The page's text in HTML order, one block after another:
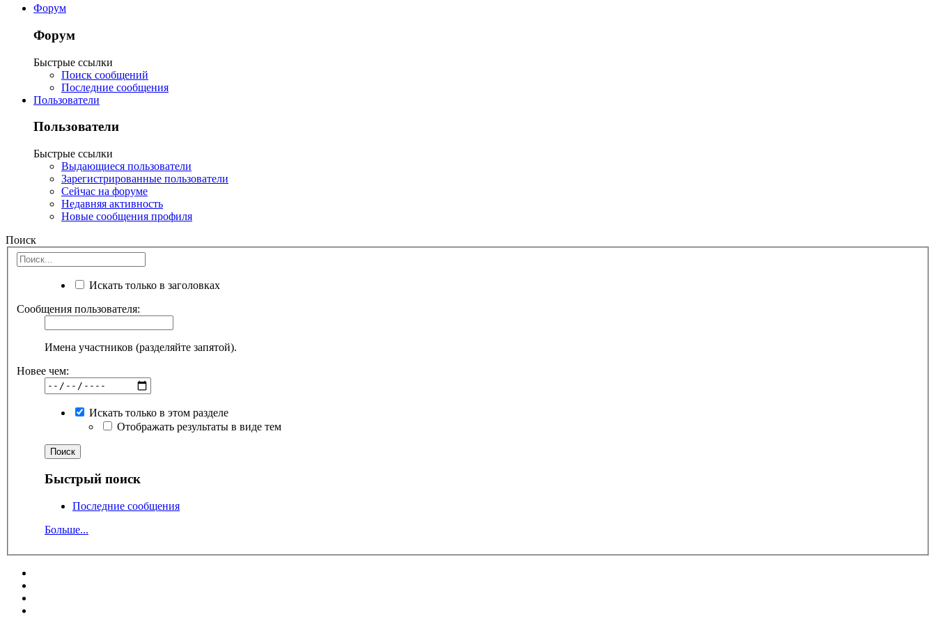
Форум
Форум
Быстрые ссылки
Поиск сообщений
Последние сообщения
Пользователи
Пользователи
Быстрые ссылки
Выдающиеся пользователи
Зарегистрированные пользователи
Сейчас на форуме
Недавняя активность
Новые сообщения профиля
Поиск
Искать только в заголовках
Сообщения пользователя:
Имена участников (разделяйте запятой).
Новее чем:
Искать только в этом разделе
Отображать результаты в виде тем
Быстрый поиск
Последние сообщения
Больше...